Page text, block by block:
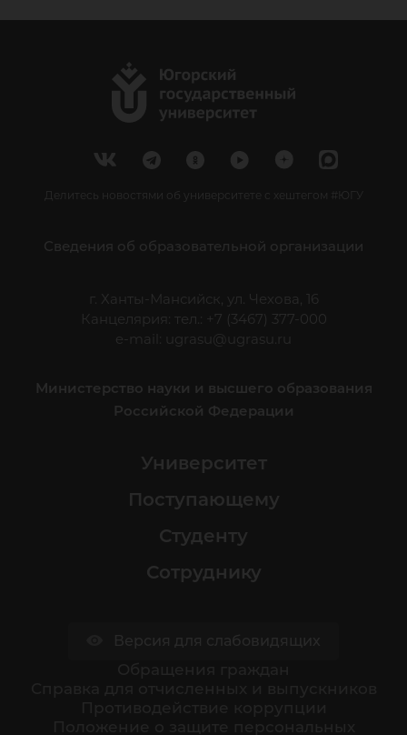
Делитесь новостями об университете с хештегом #ЮГУ
Сведения об образовательной организации
г. Ханты-Мансийск, ул. Чехова, 16
Канцелярия: тел.: +7 (3467) 377-000
e-mail:
ugrasu@ugrasu.ru
Министерство науки и высшего образования
Российской Федерации
Университет
Поступающему
Студенту
Сотруднику